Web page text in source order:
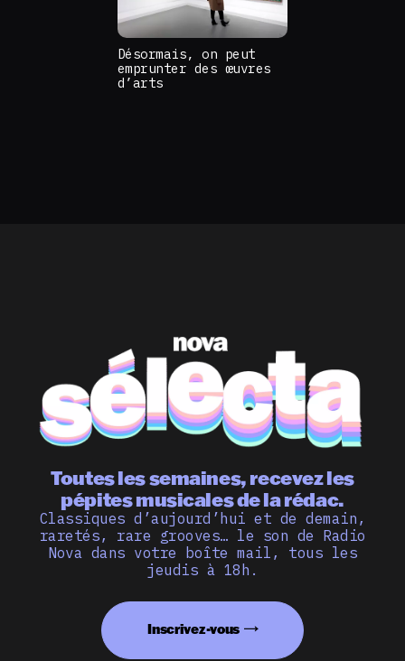
Désormais, on peut
emprunter des œuvres
d’arts
Toutes les semaines, recevez les
pépites musicales de la rédac.
Classiques d’aujourd’hui et de demain,
raretés, rare grooves… le son de Radio
Nova dans votre boîte mail, tous les
jeudis à 18h.
Inscrivez-vous